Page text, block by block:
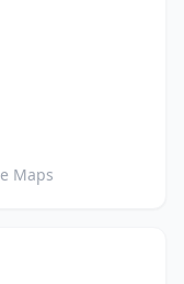
Maps